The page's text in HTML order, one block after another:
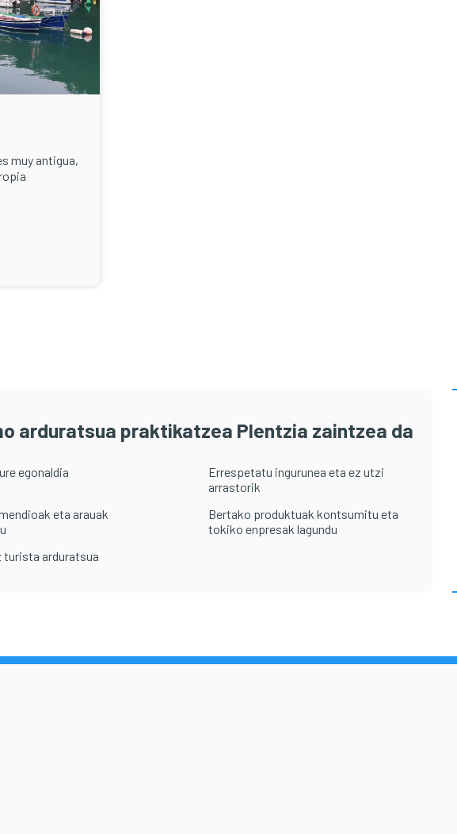
muy antigua,
arduratsua praktikatzea Plentzia zaintzea da
egonaldia
Errespetatu ingurunea eta ez utzi
arrastorik
eta arauak
Bertako produktuak kontsumitu eta
tokiko enpresak lagundu
turista arduratsua